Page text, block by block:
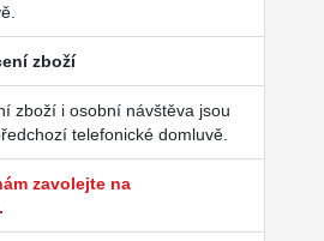
zboží
zboží i osobní návštěva jsou
telefonické domluvě.
zavolejte na